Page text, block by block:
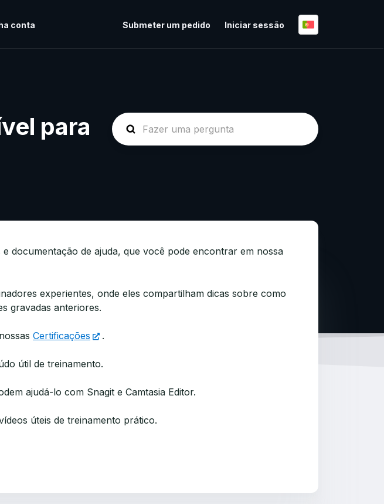
conta Submeter um pedido Iniciar sessão
para
documentação de ajuda, que você pode encontrar em nossa
experientes, onde eles compartilham dicas sobre como
gravadas anteriores.
Certificações .
útil de treinamento.
ajudá-lo com Snagit e Camtasia Editor.
úteis de treinamento prático.